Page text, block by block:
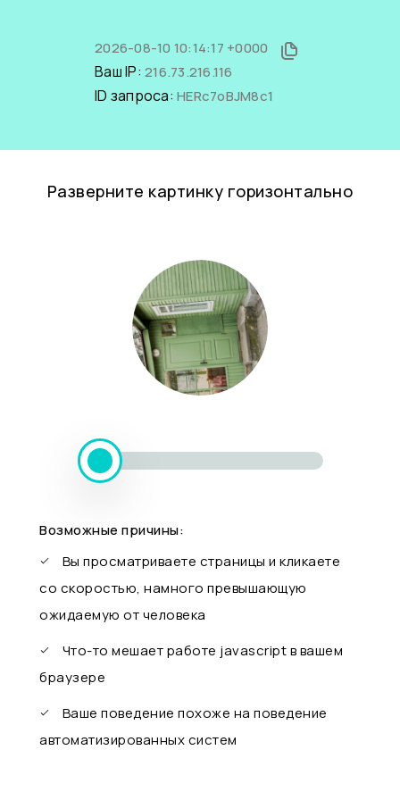
2026-08-10 10:14:17 +0000
Ваш IP: 216.73.216.116
ID запроса: HERc7oBJM8c1
Разверните картинку горизонтально
Возможные причины:
Вы просматриваете страницы и кликаете
со скоростью, намного превышающую
ожидаемую от человека
Что-то мешает работе javascript в вашем
браузере
Ваше поведение похоже на поведение
автоматизированных систем